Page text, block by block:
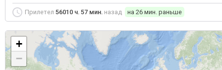
Прилетел 56010 ч. 57 мин. назад на 26 мин. раньше
+
−